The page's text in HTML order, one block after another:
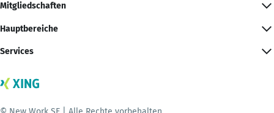
Mitgliedschaften
Hauptbereiche
Services